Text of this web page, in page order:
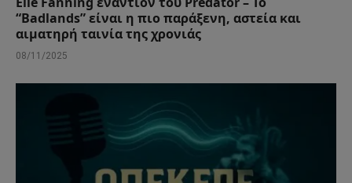
“Badlands” είναι η πιο παράξενη, αστεία και
αιματηρή ταινία της χρονιάς
08/11/2025